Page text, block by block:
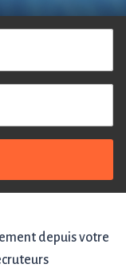
depuis votre